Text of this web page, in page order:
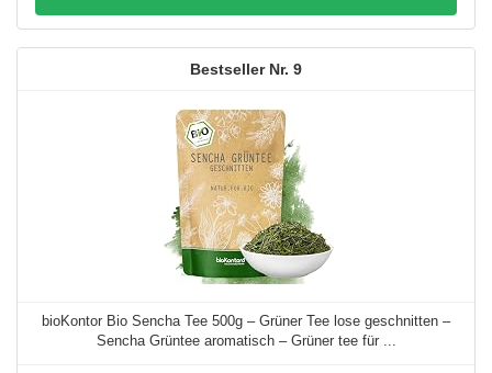
9
bioKontor Bio Sencha Tee 500g – Grüner Tee lose geschnitten –
Sencha Grüntee aromatisch – Grüner tee für ...